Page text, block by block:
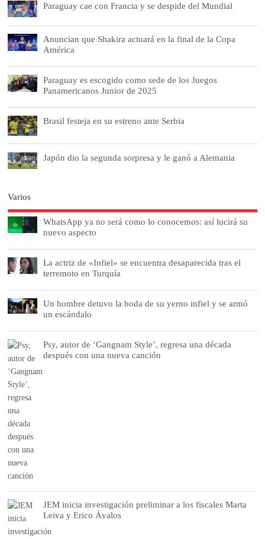
Paraguay cae con Francia y se despide del Mundial
Anuncian que Shakira actuará en la final de la Copa
América
Paraguay es escogido como sede de los Juegos
Panamericanos Junior de 2025
Brasil festeja en su estreno ante Serbia
Japón dio la segunda sorpresa y le ganó a Alemania
Varios
WhatsApp ya no será como lo conocemos: así lucirá su
nuevo aspecto
La actriz de «Infiel» se encuentra desaparecida tras el
terremoto en Turquía
Un hombre detuvo la boda de su yerno infiel y se armó
un escándalo
Psy, autor de ‘Gangnam Style’, regresa una década
después con una nueva canción
JEM inicia investigación preliminar a los fiscales Marta
Leiva y Erico Ávalos